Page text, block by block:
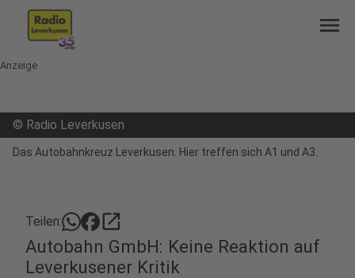
menu
Anzeige
© Radio Leverkusen
Das Autobahnkreuz Leverkusen. Hier treffen sich A1 und A3.
Teilen: open_in_new
Autobahn GmbH: Keine Reaktion auf
Leverkusener Kritik